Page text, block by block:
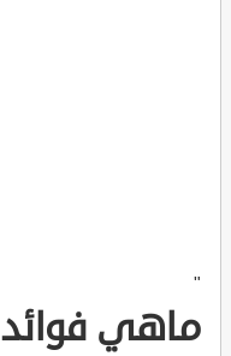
"
ماهي فوائد